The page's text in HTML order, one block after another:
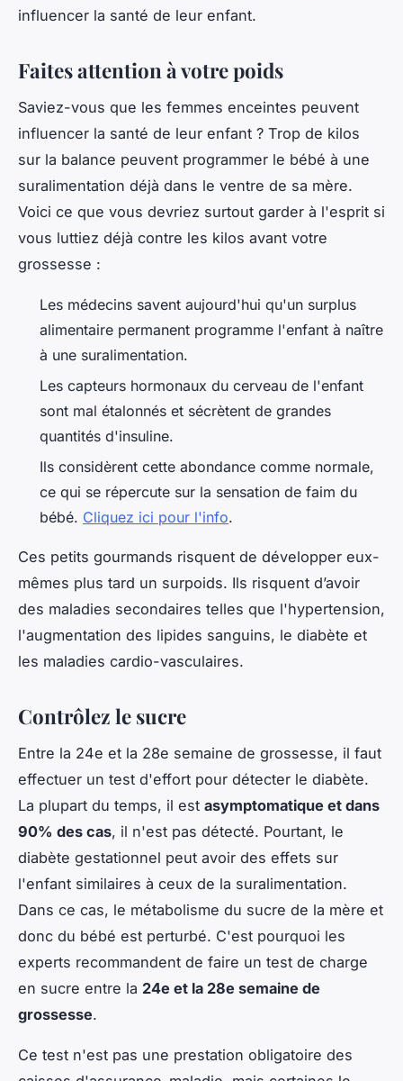
influencer la santé de leur enfant.
Faites attention à votre poids
Saviez-vous que les femmes enceintes peuvent
influencer la santé de leur enfant ? Trop de kilos
sur la balance peuvent programmer le bébé à une
suralimentation déjà dans le ventre de sa mère.
Voici ce que vous devriez surtout garder à l'esprit si
vous luttiez déjà contre les kilos avant votre
grossesse :
Les médecins savent aujourd'hui qu'un surplus
alimentaire permanent programme l'enfant à naître
à une suralimentation.
Les capteurs hormonaux du cerveau de l'enfant
sont mal étalonnés et sécrètent de grandes
quantités d'insuline.
Ils considèrent cette abondance comme normale,
ce qui se répercute sur la sensation de faim du
bébé. Cliquez ici pour l'info.
Ces petits gourmands risquent de développer eux-
mêmes plus tard un surpoids. Ils risquent d’avoir
des maladies secondaires telles que l'hypertension,
l'augmentation des lipides sanguins, le diabète et
les maladies cardio-vasculaires.
Contrôlez le sucre
Entre la 24e et la 28e semaine de grossesse, il faut
effectuer un test d'effort pour détecter le diabète.
La plupart du temps, il est asymptomatique et dans
90% des cas, il n'est pas détecté. Pourtant, le
diabète gestationnel peut avoir des effets sur
l'enfant similaires à ceux de la suralimentation.
Dans ce cas, le métabolisme du sucre de la mère et
donc du bébé est perturbé. C'est pourquoi les
experts recommandent de faire un test de charge
en sucre entre la 24e et la 28e semaine de
grossesse.
Ce test n'est pas une prestation obligatoire des